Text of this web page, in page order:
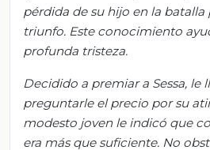
pérdida de su hijo en la batalla
triunfo. Este conocimiento
profunda tristeza.
Decidido a premiar a Sessa, le
preguntarle el precio por su
modesto joven le indicó que
era más que suficiente. No